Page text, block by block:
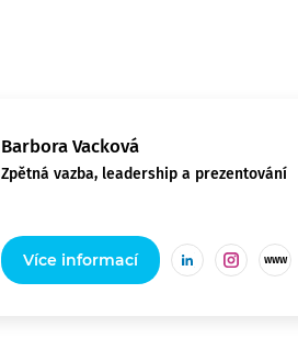
Barbora Vacková
Zpětná vazba, leadership a prezentování
Více informací